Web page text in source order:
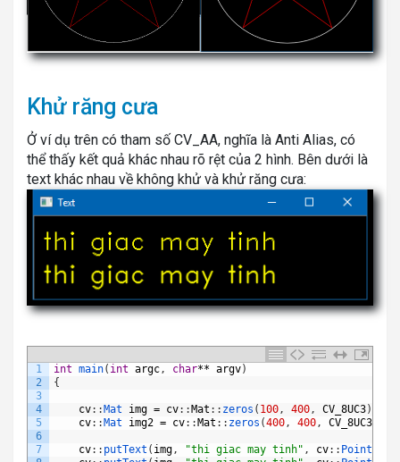
Khử răng cưa
Ở ví dụ trên có tham số CV_AA, nghĩa là Anti Alias, có
thể thấy kết quả khác nhau rõ rệt của 2 hình. Bên dưới là
text khác nhau về không khử và khử răng cưa:
1
2
3
4
5
6
7
int main( int argc, char** argv)
{
cv: : Mat img = cv: : Mat : : zeros ( 100, 400, CV_8UC3)
cv: : Mat img2 = cv: : Mat : : zeros (400, 400, CV_8UC3
cv: : putText ( img, "thi giac may tinh" , cv: : Point